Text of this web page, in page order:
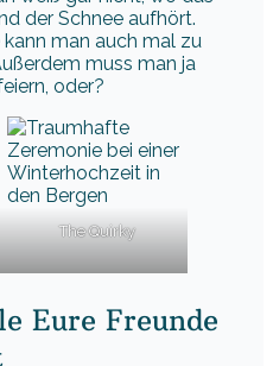
der Schnee aufhört.
man auch mal zu
muss man ja
oder?
The Quirky
Eure Freunde